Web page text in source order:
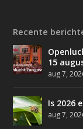
Recente
15
aug 7,
Is 2026
aug 7,